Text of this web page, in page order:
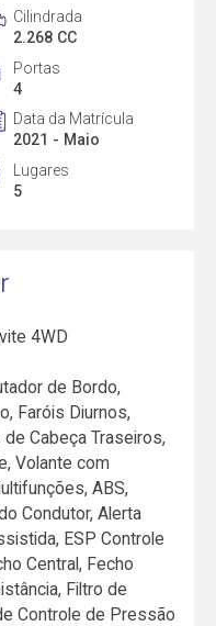
Cilindrada
2.268 CC
Portas
4
Data da Matrícula
2021 - Maio
Lugares
5
4WD
de Bordo,
Faróis Diurnos,
Cabeça Traseiros,
Volante com
ABS,
Condutor, Alerta
ESP Controle
Central, Fecho
Filtro de
Controle de Pressão